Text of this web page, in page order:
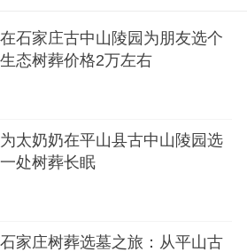
在石家庄古中山陵园为朋友选个
生态树葬价格2万左右
为太奶奶在平山县古中山陵园选
一处树葬长眠
石家庄树葬选墓之旅：从平山古